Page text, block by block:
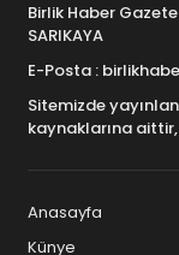
Birlik Haber
SARIKAYA
E-Posta :
Sitemizde
kaynaklarına
Anasayfa
Künye